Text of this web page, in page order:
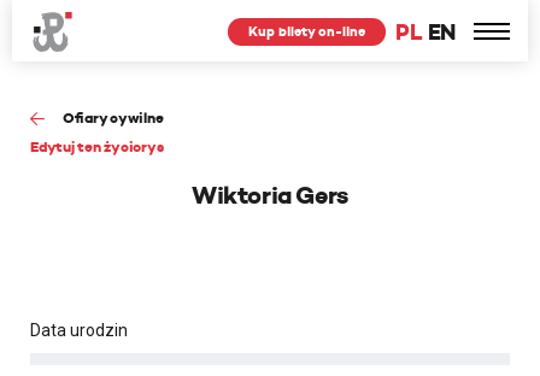
PL EN
Kup bilety on-line
Ofiary cywilne
Edytuj ten życiorys
Wiktoria Gers
Data urodzin